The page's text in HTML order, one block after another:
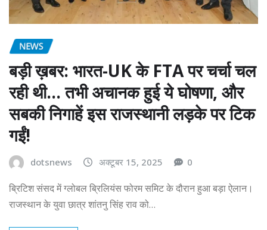
NEWS
बड़ी ख़बर: भारत-UK के FTA पर चर्चा चल
रही थी… तभी अचानक हुई ये घोषणा, और
सबकी निगाहें इस राजस्थानी लड़के पर टिक
गईं!
dotsnews अक्टूबर 15, 2025 0
ब्रिटिश संसद में ग्लोबल ब्रिलियंस फोरम समिट के दौरान हुआ बड़ा ऐलान।
राजस्थान के युवा छात्र शांतनु सिंह राव को…